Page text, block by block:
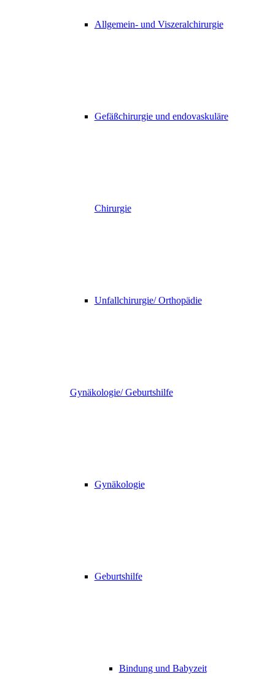
Allgemein- und Viszeralchirurgie
Gefäßchirurgie und endovaskuläre
Chirurgie
Unfallchirurgie/ Orthopädie
Gynäkologie/ Geburtshilfe
Gynäkologie
Geburtshilfe
Bindung und Babyzeit